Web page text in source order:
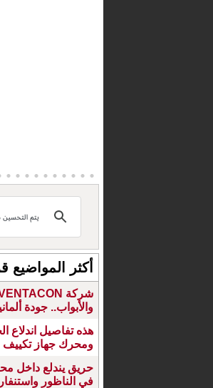
أكثر المواضيع
والأبواب.. جودة
هذه تفاصيل اندلاع
ومحرك جهاز تكييف
حريق يندلع داخل
في الناظور